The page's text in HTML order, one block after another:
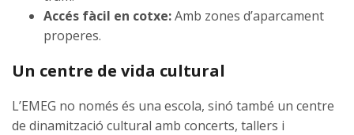
Accés fàcil en cotxe:Amb zones d’aparcament
properes.
Un centre de vida cultural
L’EMEG no només és una escola, sinó també un centre
de dinamització cultural amb concerts, tallers i